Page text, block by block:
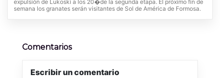
expulsión de Lukoski a los 20�de la segunda etapa. El próximo fin de
semana los granates serán visitantes de Sol de América de Formosa.
Comentarios
Escribir un comentario